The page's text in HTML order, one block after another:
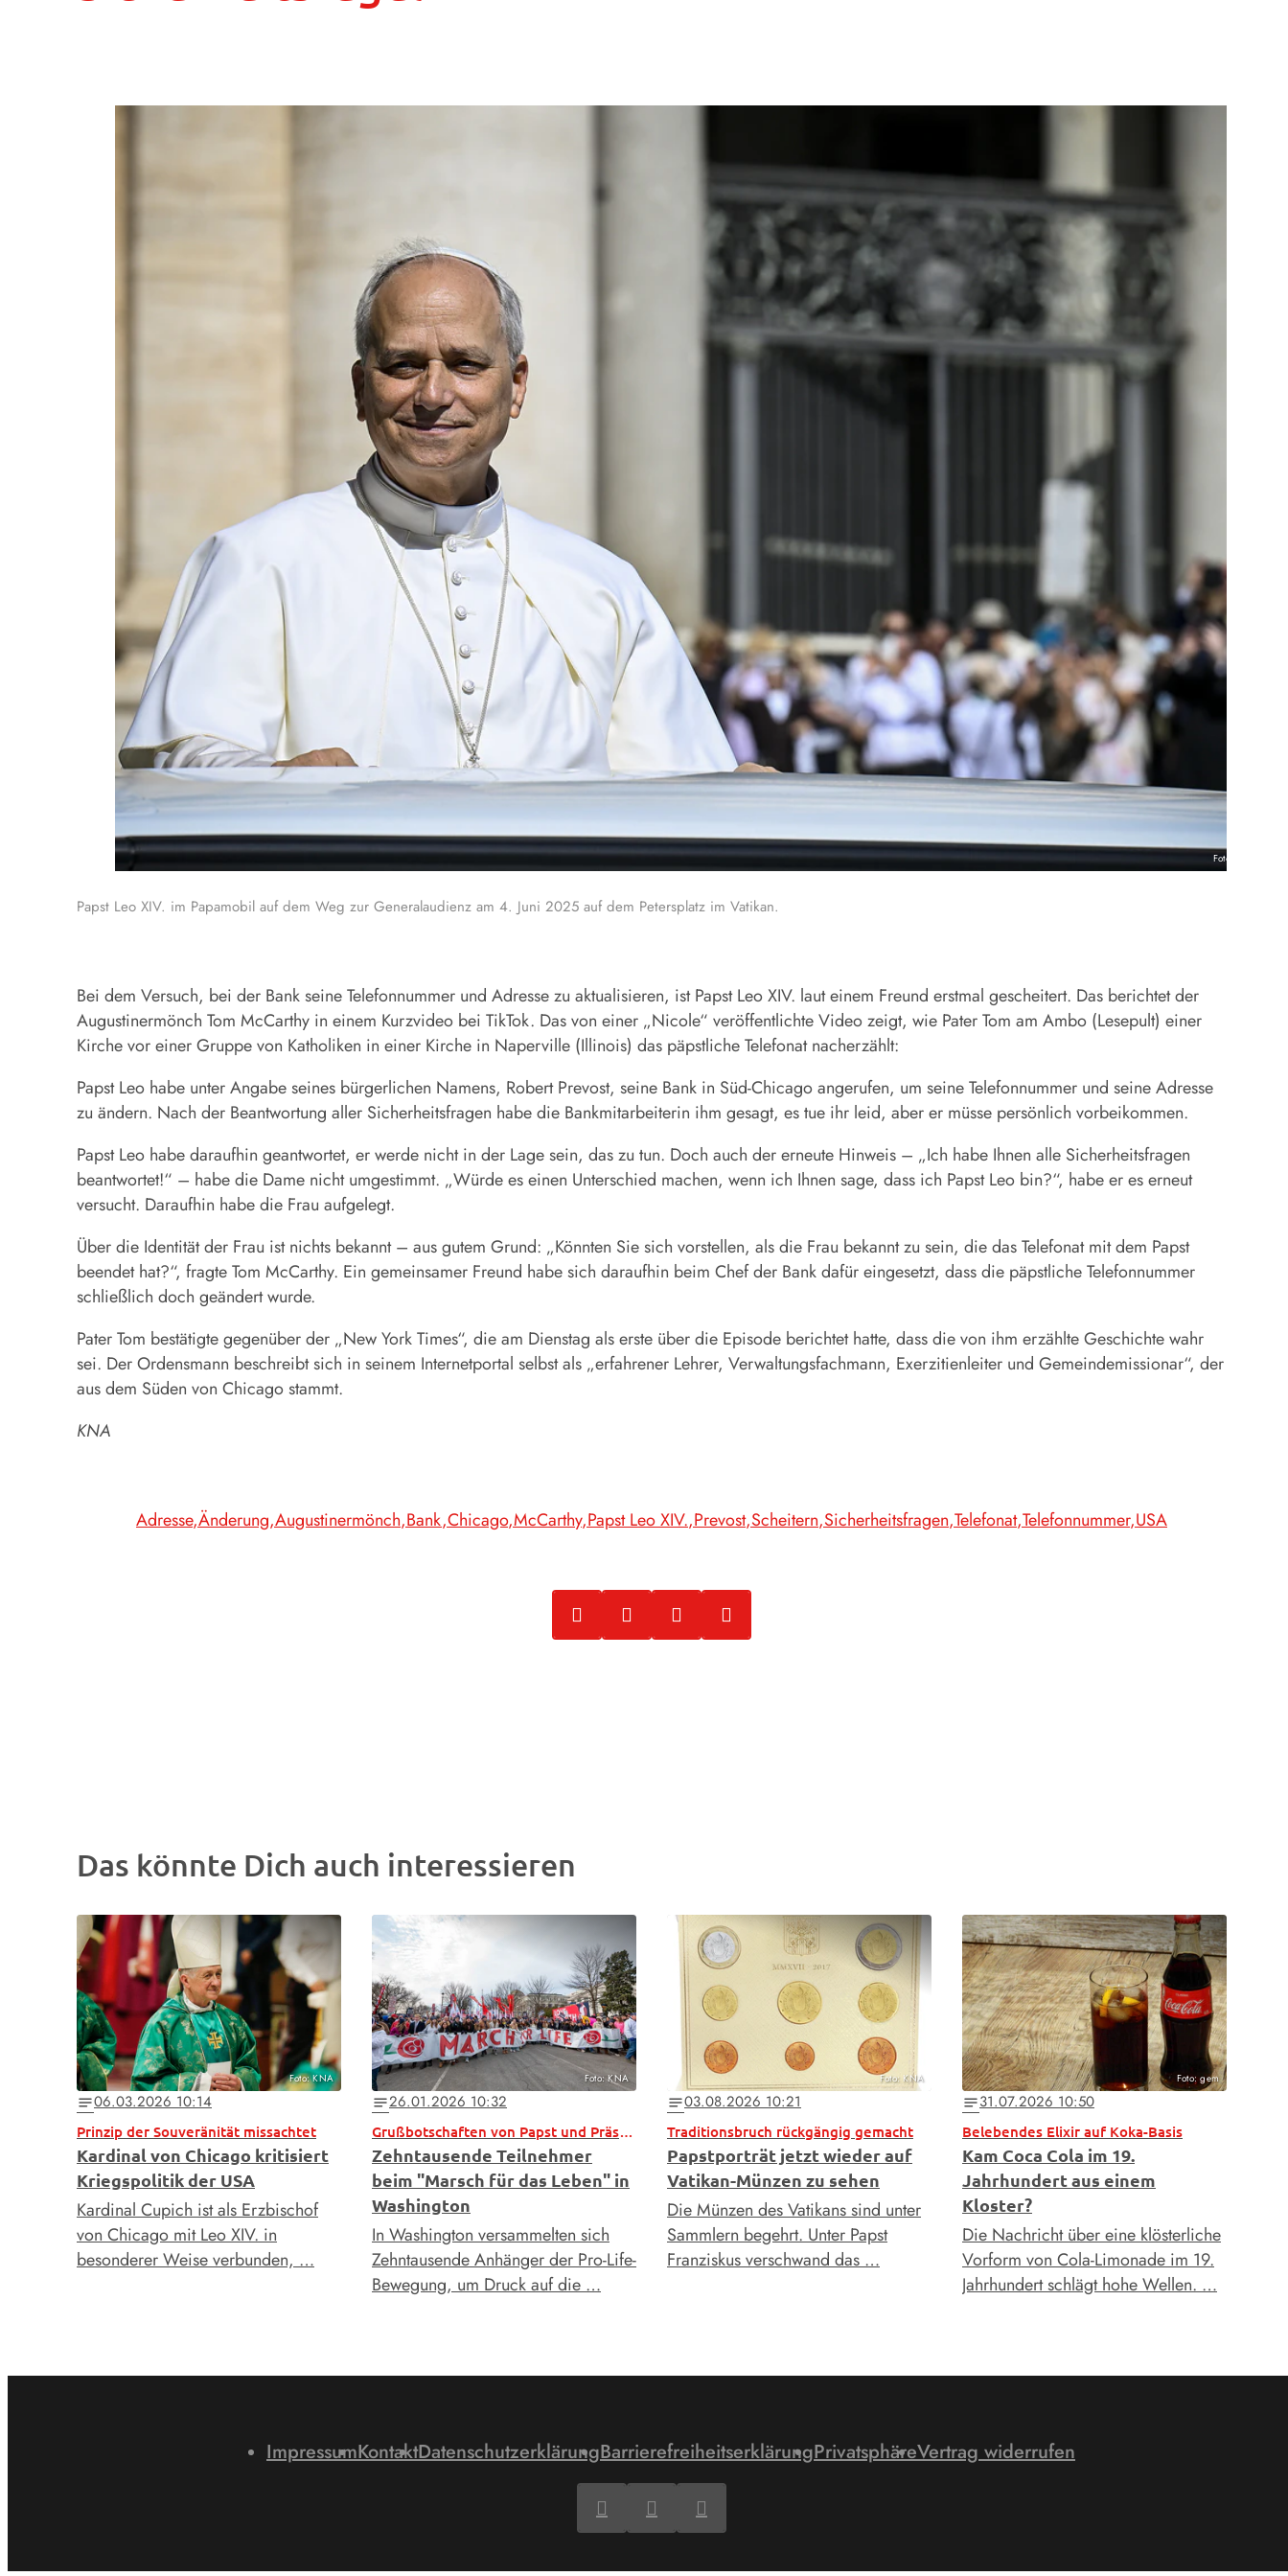
Foto: KNA
Papst Leo XIV. im Papamobil auf dem Weg zur Generalaudienz am 4. Juni 2025 auf dem Petersplatz im Vatikan.
Bei dem Versuch, bei der Bankseine Telefonnummer und Adresse zu aktualisieren, ist PapstLeoXIV. laut einem Freund erstmal gescheitert. Das berichtet der
Augustinermönch Tom McCarthy in einem Kurzvideo bei TikTok. Das von einer „Nicole“ veröffentlichte Video zeigt, wie Pater Tom am Ambo (Lesepult) einer
Kirche vor einer Gruppe von Katholiken in einer Kirche in Naperville (Illinois) das päpstliche Telefonat nacherzählt:
PapstLeo habe unter Angabe seines bürgerlichen Namens, Robert Prevost, seine Bank in Süd-Chicago angerufen, um seine Telefonnummer und seine Adresse
zu ändern. Nach der Beantwortung aller Sicherheitsfragen habe die Bankmitarbeiterin ihm gesagt, es tue ihr leid, aber er müsse persönlich vorbeikommen.
PapstLeo habe daraufhin geantwortet, er werde nicht in der Lage sein, das zu tun. Doch auch der erneute Hinweis – „Ich habe Ihnen alle Sicherheitsfragen
beantwortet!“ – habe die Dame nicht umgestimmt. „Würde es einen Unterschied machen, wenn ich Ihnen sage, dass ich PapstLeo bin?“, habe er es erneut
versucht. Daraufhin habe die Frau aufgelegt.
Über die Identität der Frau ist nichts bekannt – aus gutem Grund: „Könnten Sie sich vorstellen, als die Frau bekannt zu sein, die das Telefonat mit dem Papst
beendet hat?“, fragte Tom McCarthy. Ein gemeinsamer Freund habe sich daraufhin beim Chef der Bankdafür eingesetzt, dass die päpstliche Telefonnummer
schließlich doch geändert wurde.
Pater Tom bestätigte gegenüber der „New York Times“, die am Dienstag als erste über die Episode berichtet hatte, dass die von ihm erzählte Geschichte wahr
sei. Der Ordensmann beschreibt sich in seinem Internetportal selbst als „erfahrener Lehrer, Verwaltungsfachmann, Exerzitienleiter und Gemeindemissionar“, der
aus dem Süden von Chicago stammt.
KNA
Adresse Änderung Augustinermönch Bank Chicago McCarthy Papst Leo XIV. Prevost Scheitern Sicherheitsfragen Telefonat Telefonnummer USA
Das könnte Dich auch interessieren
Foto: KNA
notes06.03.2026 10:14
Prinzip der Souveränität missachtet
Kardinal von Chicago kritisiert
Kriegspolitik der USA
Kardinal Cupich ist als Erzbischof
von Chicago mit Leo XIV. in
besonderer Weise verbunden, …
Foto: KNA
notes26.01.2026 10:32
Grußbotschaften von Papst und Präsident
Zehntausende Teilnehmer
beim "Marsch für das Leben" in
Washington
In Washington versammelten sich
Zehntausende Anhänger der Pro-Life-
Bewegung, um Druck auf die …
Foto: KNA
notes03.08.2026 10:21
Traditionsbruch rückgängig gemacht
Papstporträt jetzt wieder auf
Vatikan-Münzen zu sehen
Die Münzen des Vatikans sind unter
Sammlern begehrt. Unter Papst
Franziskus verschwand das …
Foto: gem
notes31.07.2026 10:50
Belebendes Elixir auf Koka-Basis
Kam Coca Cola im 19.
Jahrhundert aus einem
Kloster?
Die Nachricht über eine klösterliche
Vorform von Cola-Limonade im 19.
Jahrhundert schlägt hohe Wellen. …
ImpressumKontaktDatenschutzerklärungBarrierefreiheitserklärungPrivatsphäreVertrag widerrufen